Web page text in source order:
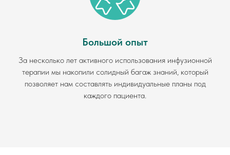
Большой опыт
За несколько лет активного использования инфузионной
терапии мы накопили солидный багаж знаний, который
позволяет нам составлять индивидуальные планы под
каждого пациента.